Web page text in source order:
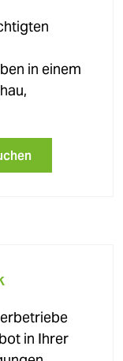
in einem
in Ihrer